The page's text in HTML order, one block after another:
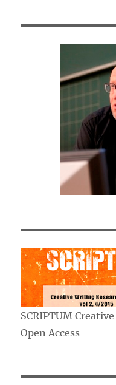
SCRIPTUM
Open Access